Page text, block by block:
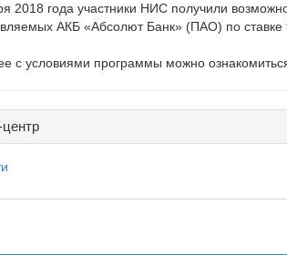
2018 года участники НИС получили
АКБ «Абсолют Банк» (ПАО) по ставке
с условиями программы можно